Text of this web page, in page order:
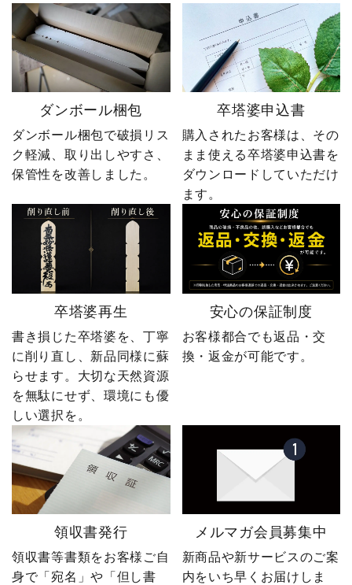
ダンボール梱包
ダンボール梱包で破損リス
ク軽減、取り出しやすさ、
保管性を改善しました。
卒塔婆申込書
購入されたお客様は、その
まま使える卒塔婆申込書を
ダウンロードしていただけ
ます。
卒塔婆再生
書き損じた卒塔婆を、丁寧
に削り直し、新品同様に蘇
らせます。大切な天然資源
を無駄にせず、環境にも優
しい選択を。
安心の保証制度
お客様都合でも返品・交
換・返金が可能です。
領収書発行
領収書等書類をお客様ご自
身で「宛名」や「但し書
メルマガ会員募集中
新商品や新サービスのご案
内をいち早くお届けしま